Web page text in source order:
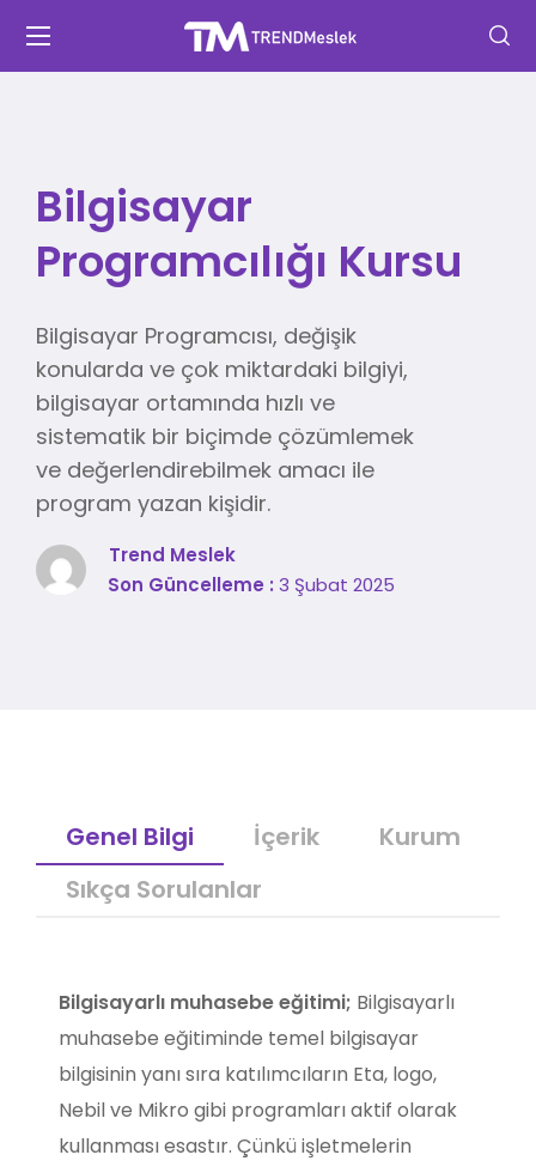
Bilgisayar
Programcılığı Kursu
Bilgisayar Programcısı, değişik
konularda ve çok miktardaki bilgiyi,
bilgisayar ortamında hızlı ve
sistematik bir biçimde çözümlemek
ve değerlendirebilmek amacı ile
program yazan kişidir.
Trend Meslek
Son Güncelleme : 3 Şubat 2025
Genel Bilgi İçerik
Kurum
Sıkça Sorulanlar
Bilgisayarlı muhasebe eğitimi; Bilgisayarlı
muhasebe eğitiminde temel bilgisayar
bilgisinin yanı sıra katılımcıların Eta, logo,
Nebil ve Mikro gibi programları aktif olarak
kullanması esastır. Çünkü işletmelerin